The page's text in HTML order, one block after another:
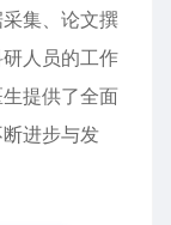
集、论文撰
人员的工作
提供了全面
进步与发